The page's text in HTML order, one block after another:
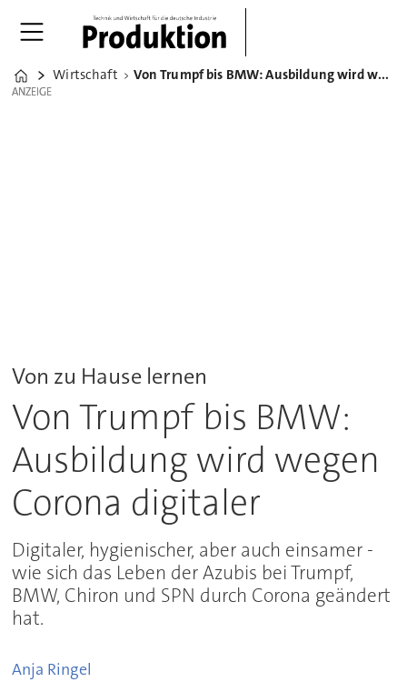
Home
Wirtschaft Von Trumpf bis BMW: Ausbildung wird wegen Corona digitaler
ANZEIGE
ANZEIGE
Von zu Hause lernen
Von Trumpf bis BMW:
Ausbildung wird wegen
Corona digitaler
Digitaler, hygienischer, aber auch einsamer -
wie sich das Leben der Azubis bei Trumpf,
BMW, Chiron und SPN durch Corona geändert
hat.
Anja Ringel